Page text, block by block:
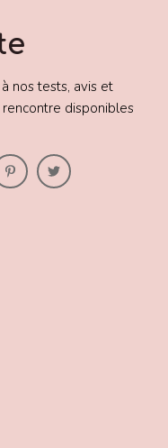
nos tests, avis et
disponibles